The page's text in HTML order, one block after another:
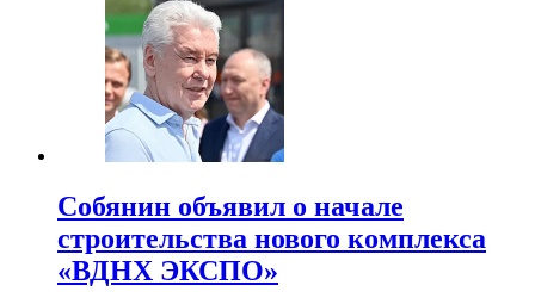
Собянин объявил о начале
строительства нового комплекса
«ВДНХ ЭКСПО»